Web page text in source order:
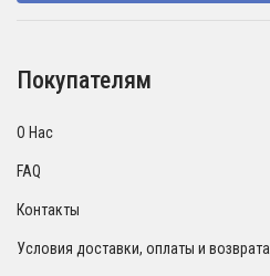
Покупателям
О Нас
FAQ
Контакты
Условия доставки, оплаты и возврата